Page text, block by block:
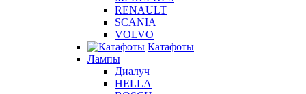
RENAULT
SCANIA
VOLVO
Катафоты
Лампы
Диалуч
HELLA